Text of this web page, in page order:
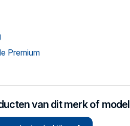
Premium
van dit merk of model